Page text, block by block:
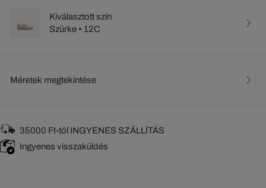
Kiválasztott szín
Szürke • 12C
Méretek megtekintése
35000 Ft-tól INGYENES SZÁLLÍTÁS
Ingyenes visszaküldés